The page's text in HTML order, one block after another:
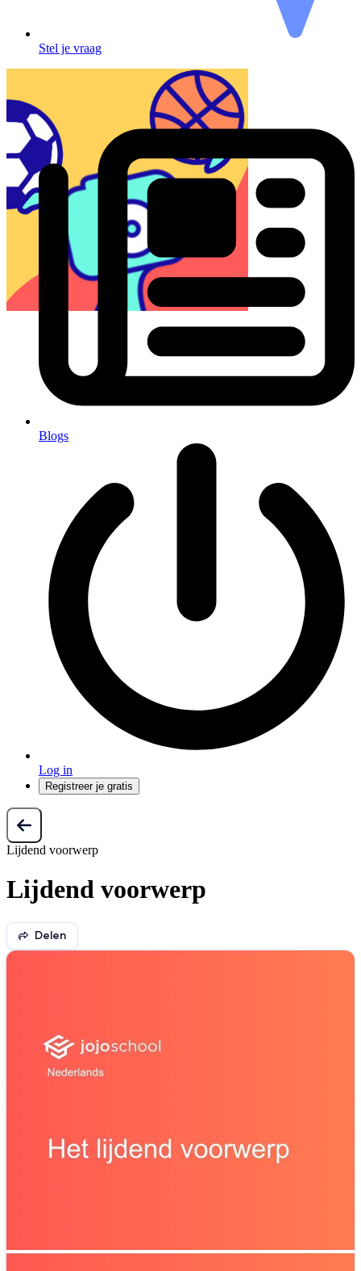
Stel je vraag
Blogs
Log in
Registreer je gratis
Lijdend voorwerp
Lijdend voorwerp
Delen